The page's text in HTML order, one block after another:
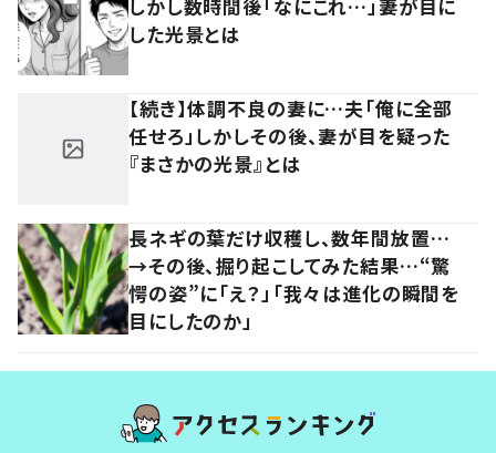
しかし数時間後「なにこれ…」妻が目に
した光景とは
【続き】体調不良の妻に…夫「俺に全部
任せろ」しかしその後、妻が目を疑った
『まさかの光景』とは
長ネギの葉だけ収穫し、数年間放置…
→その後、掘り起こしてみた結果…“驚
愕の姿”に「え？」「我々は進化の瞬間を
目にしたのか」